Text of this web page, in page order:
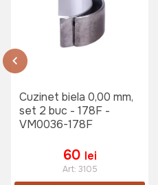
Cuzinet biela 0,00 mm,
set 2 buc - 178F -
VM0036-178F
60 lei
Art: 3105